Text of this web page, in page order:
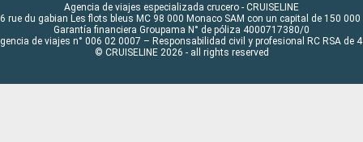
Agencia de viajes especializada crucero - CRUISELINE
rue du gabian Les flots bleus MC 98 000 Monaco SAM con un capital de 150 000
Garantía financiera Groupama N° de póliza 4000717380/0
de viajes n° 006 02 0007 – Responsabilidad civil y profesional RC RSA de
© CRUISELINE 2026 - all rights reserved